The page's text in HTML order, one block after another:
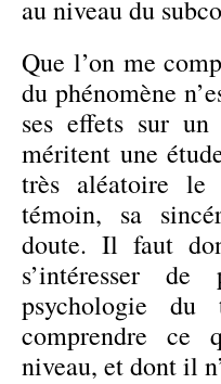
au niveau du
Que l’on me
du phénomène
ses effets sur
méritent une
très aléatoire le
témoin, sa
doute. Il faut
s’intéresser
psychologie
comprendre ce
niveau, et dont il